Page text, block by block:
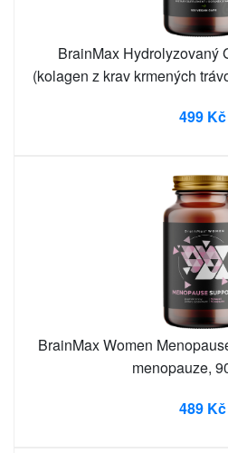
BrainMax Hydrolyzovaný
(kolagen z krav krmených
499 Kč
BrainMax Women
menopauze,
489 Kč